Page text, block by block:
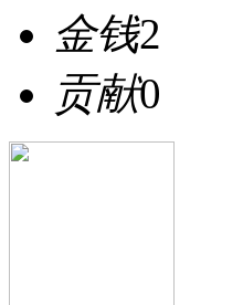
金钱2
贡献0